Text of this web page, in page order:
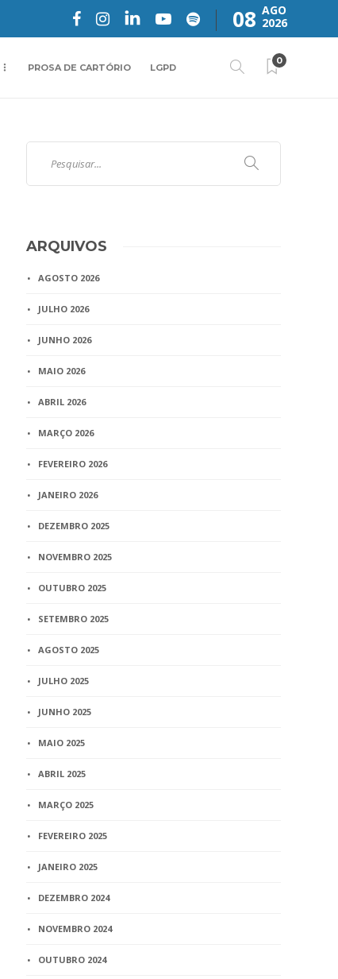
08 AGO
2026
PROSA DE CARTÓRIO LGPD
0
ARQUIVOS
AGOSTO 2026
JULHO 2026
JUNHO 2026
MAIO 2026
ABRIL 2026
MARÇO 2026
FEVEREIRO 2026
JANEIRO 2026
DEZEMBRO 2025
NOVEMBRO 2025
OUTUBRO 2025
SETEMBRO 2025
AGOSTO 2025
JULHO 2025
JUNHO 2025
MAIO 2025
ABRIL 2025
MARÇO 2025
FEVEREIRO 2025
JANEIRO 2025
DEZEMBRO 2024
NOVEMBRO 2024
OUTUBRO 2024